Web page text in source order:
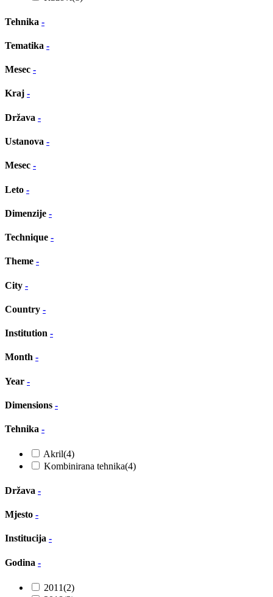
Tehnika -
Tematika -
Mesec -
Kraj -
Država -
Ustanova -
Mesec -
Leto -
Dimenzije -
Technique -
Theme -
City -
Country -
Institution -
Month -
Year -
Dimensions -
Tehnika -
Akril(4)
Kombinirana tehnika(4)
Država -
Mjesto -
Institucija -
Godina -
2011(2)